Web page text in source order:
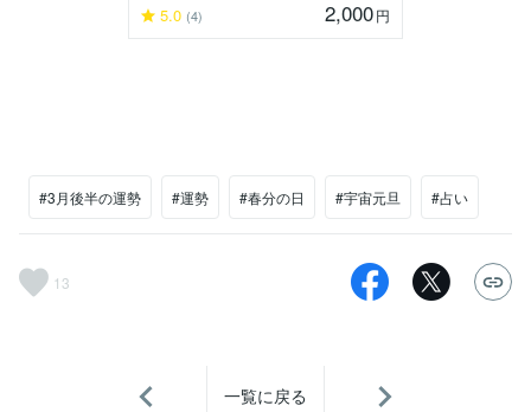
5.0 (4) 2,000円
#3月後半の運勢 #運勢 #春分の日 #宇宙元旦 #占い
13
一覧に戻る